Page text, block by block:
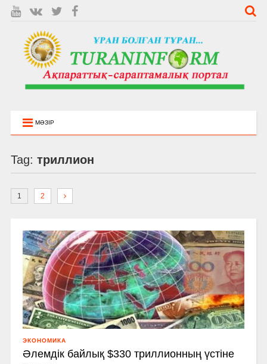
МӘЗІР
Tag: триллион
1 2
ЭКОНОМИКА
Әлемдік байлық $330 триллионның үстіне